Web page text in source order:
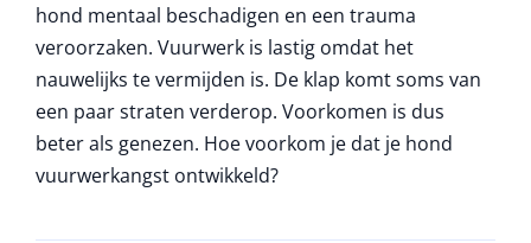
hond mentaal beschadigen en een trauma
veroorzaken. Vuurwerk is lastig omdat het
nauwelijks te vermijden is. De klap komt soms van
een paar straten verderop. Voorkomen is dus
beter als genezen. Hoe voorkom je dat je hond
vuurwerkangst ontwikkeld?